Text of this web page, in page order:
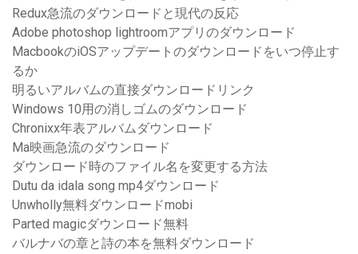
Redux急流のダウンロードと現代の反応
Adobe photoshop lightroomアプリのダウンロード
MacbookのiOSアップデートのダウンロードをいつ停止す
るか
明るいアルバムの直接ダウンロードリンク
Windows 10用の消しゴムのダウンロード
Chronixx年表アルバムダウンロード
Ma映画急流のダウンロード
ダウンロード時のファイル名を変更する方法
Dutu da idala song mp4ダウンロード
Unwholly無料ダウンロードmobi
Parted magicダウンロード無料
バルナバの章と詩の本を無料ダウンロード